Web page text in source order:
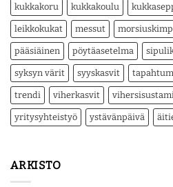
kukkakoru kukkakoulu
leikkokukat messut
pääsiäinen pöytäasetelma
syksyn värit syyskasvit
trendi viherkasvit
yritysyhteistyö ystävänpäivä
ARKISTO